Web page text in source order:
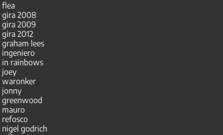
flea
gira 2008
gira 2009
gira 2012
graham lees
ingeniero
in rainbows
joey
waronker
jonny
greenwood
mauro
refosco
nigel godrich